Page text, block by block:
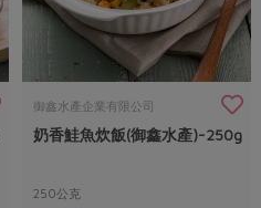
御鑫水產企業有限公司
奶香鮭魚炊飯(御鑫水產)-250g
250公克